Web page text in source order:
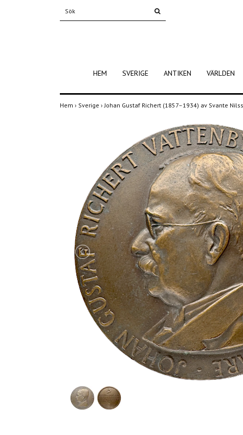
HEM SVERIGE ANTIKEN VÄRLDEN
Hem › Sverige ›Johan Gustaf Richert (1857–1934) av Svante